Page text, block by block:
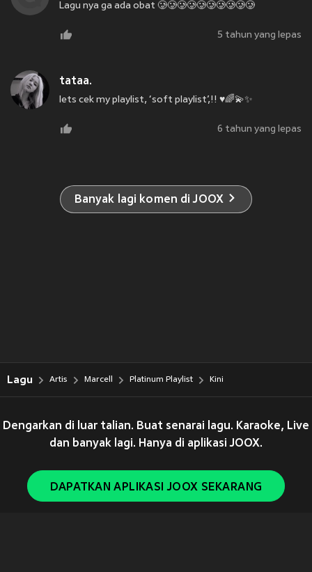
Lagu nya ga ada obat 🥲🥲🥲🥲🥲🥲🥲🥲🥲🥲
5 tahun yang lepas
tataa.
lets cek my playlist, ‘soft playlist’,!! ♥️🌈💫✨
6 tahun yang lepas
Banyak lagi komen di JOOX
Lagu Artis Marcell Platinum Playlist Kini
Dengarkan di luar talian. Buat senarai lagu. Karaoke, Live
dan banyak lagi. Hanya di aplikasi JOOX.
DAPATKAN APLIKASI JOOX SEKARANG